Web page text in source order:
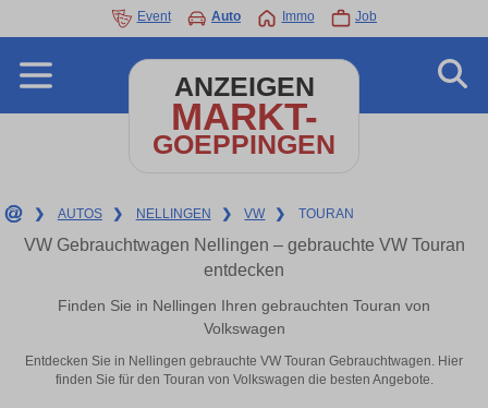
Event Auto Immo Job
ANZEIGEN
MARKT-
GOEPPINGEN
❯ AUTOS ❯ NELLINGEN ❯ VW ❯ TOURAN
VW Gebrauchtwagen Nellingen – gebrauchte VW Touran
entdecken
Finden Sie in Nellingen Ihren gebrauchten Touran von
Volkswagen
Entdecken Sie in Nellingen gebrauchte VW Touran Gebrauchtwagen. Hier
finden Sie für den Touran von Volkswagen die besten Angebote.